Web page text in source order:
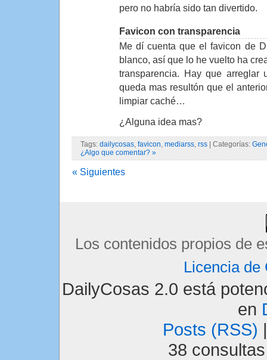
pero no habría sido tan divertido.
Favicon con transparencia
Me dí cuenta que el favicon de
blanco, así que lo he vuelto ha
transparencia. Hay que arreglar
queda mas resultón que el
limpiar caché…
¿Alguna idea mas?
Tags: dailycosas, favicon, mediarss, rss | Categorías:
¿Algo que comentar? »
« Siguientes
Los contenidos propios de
Licencia de
DailyCosas 2.0 está
en
Posts (RSS)
38